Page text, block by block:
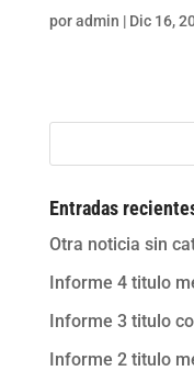
poradmin | Dic 16,
Entradas
Otra noticia sin
Informe 4 titulo
Informe 3 titulo
Informe 2 titulo